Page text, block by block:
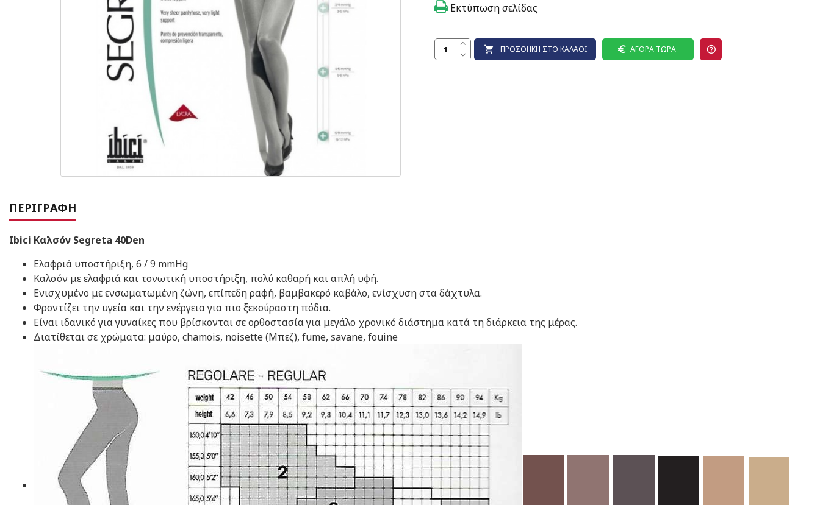
ΠΡΟΣΘΉΚΗ ΣΤΟ ΚΑΛΆΘΙ ΑΓΟΡΆ ΤΏΡΑ
Εκτύπωση σελίδας
ΠΕΡΙΓΡΑΦΉ
Ibici Καλσόν Segreta 40Den
Ελαφριά υποστήριξη, 6 / 9 mmHg
Καλσόν με ελαφριά και τονωτική υποστήριξη, πολύ καθαρή και απλή υφή.
Ενισχυμένο με ενσωματωμένη ζώνη, επίπεδη ραφή, βαμβακερό καβάλο, ενίσχυση στα δάχτυλα.
Φροντίζει την υγεία και την ενέργεια για πιο ξεκούραστη πόδια.
Είναι ιδανικό για γυναίκες που βρίσκονται σε ορθοστασία για μεγάλο χρονικό διάστημα κατά τη διάρκεια της μέρας.
Διατίθεται σε χρώματα: μαύρο, chamois, noisette (Μπεζ), fume, savane, fouine